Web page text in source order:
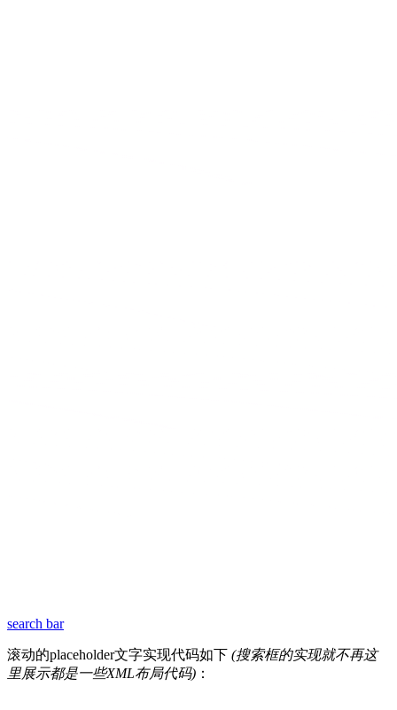
search bar
滚动的placeholder文字实现代码如下 (搜索框的实现就不再这
里展示都是一些XML布局代码) ：